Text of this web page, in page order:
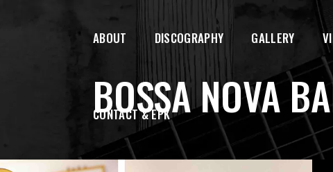
ABOUT DISCOGRAPHY GALLERY
CONTACT & EPK
BOSSA NOVA